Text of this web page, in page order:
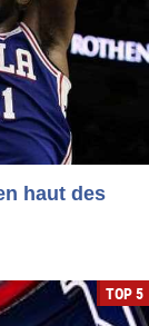
haut des
TOP 5